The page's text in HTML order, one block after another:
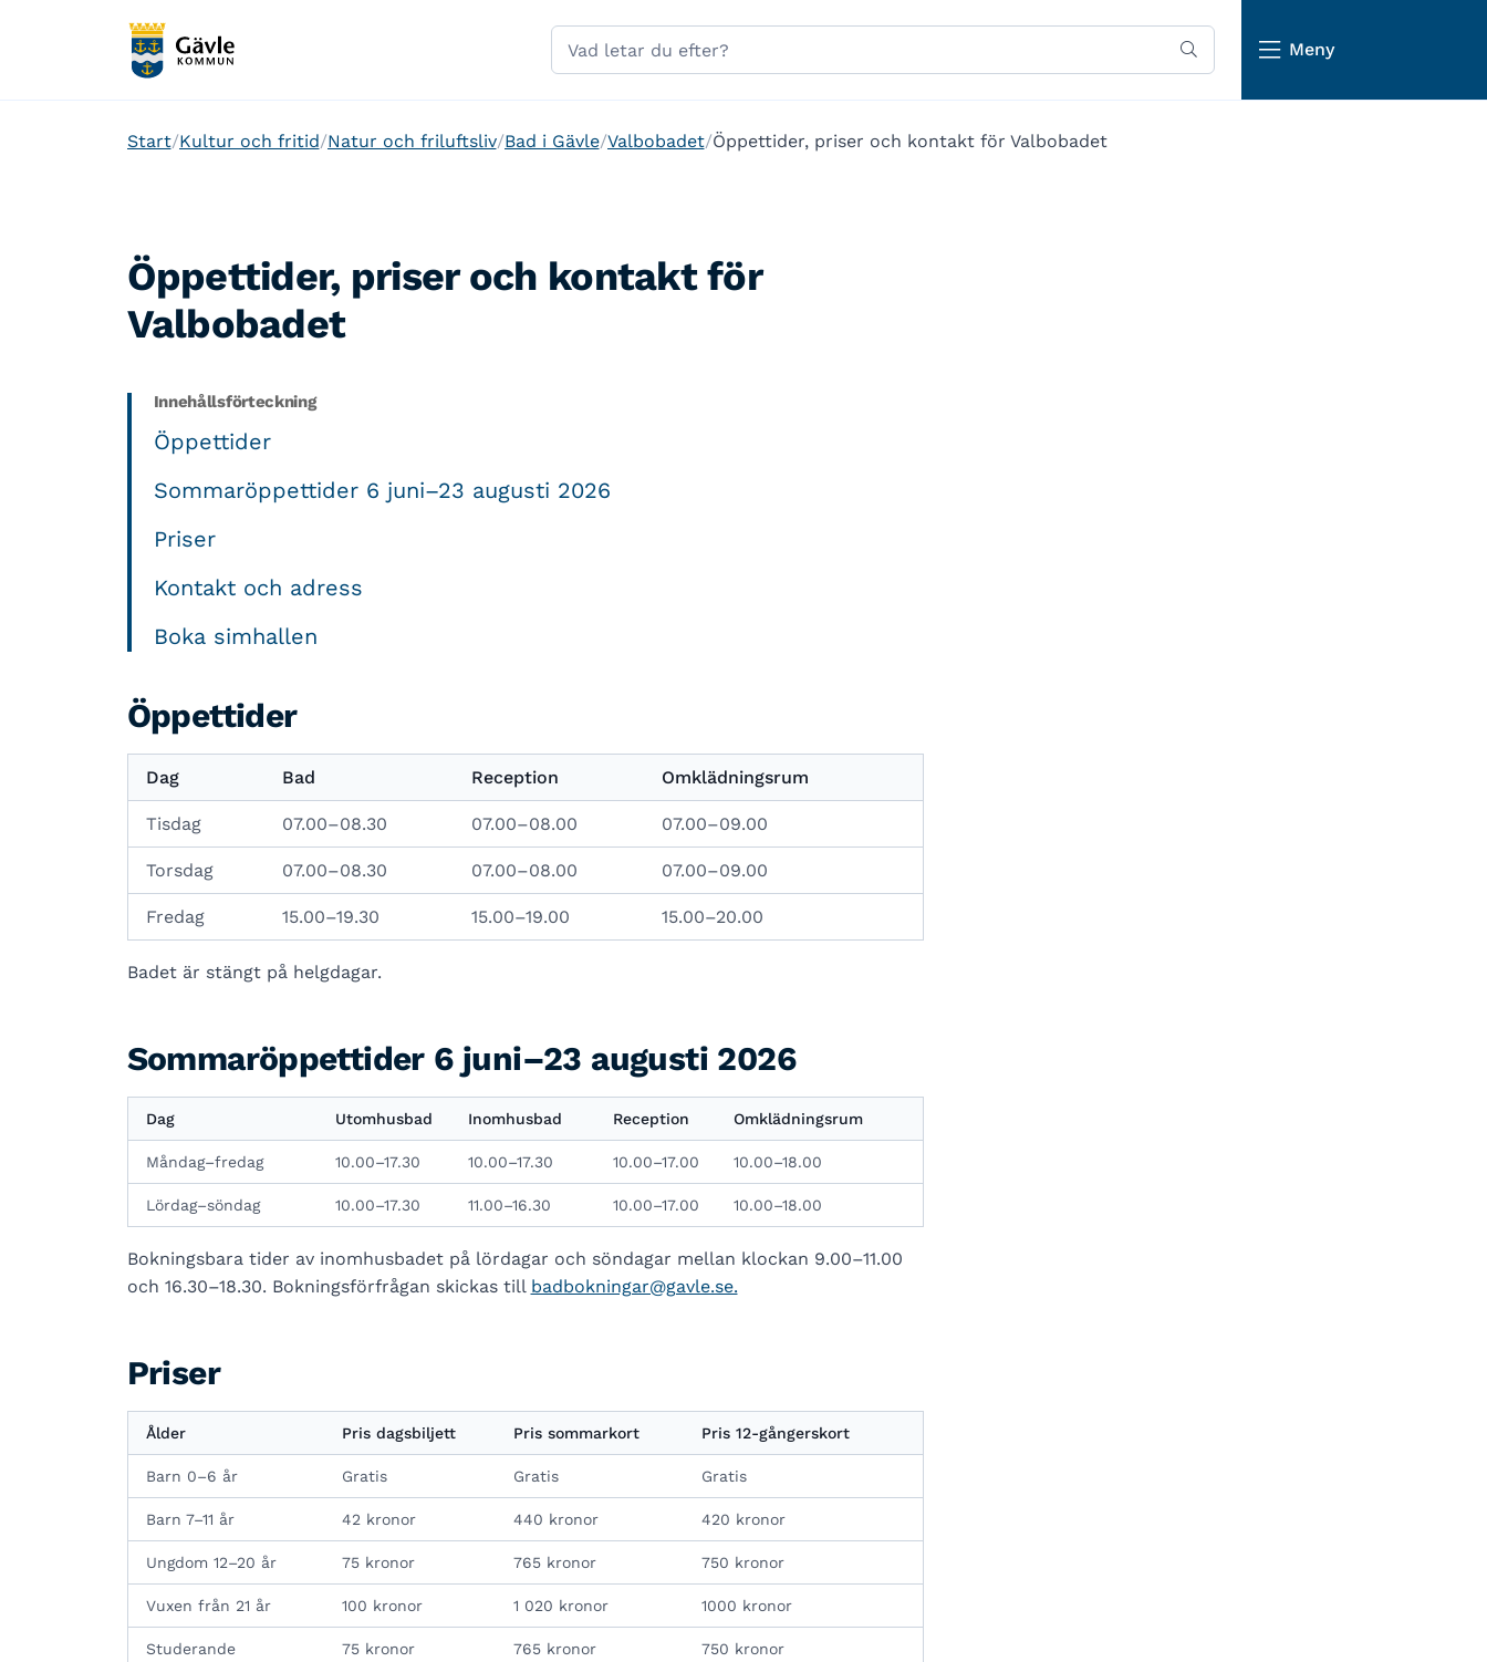
Sök
på
Meny
Start Kultur och fritid Natur och friluftsliv Bad i Gävle Valbobadet Öppettider, priser och kontakt för Valbobadet
Öppettider, priser och kontakt för
Valbobadet
Innehållsförteckning
Öppettider
Sommaröppettider 6 juni–23 augusti 2026
Priser
Kontakt och adress
Boka simhallen
Öppettider
Dag Bad Reception Omklädningsrum
Tisdag 07.00–08.30 07.00–08.00 07.00–09.00
Torsdag 07.00–08.30 07.00–08.00 07.00–09.00
Fredag 15.00–19.30 15.00–19.00 15.00–20.00
Badet är stängt på helgdagar.
Sommaröppettider 6 juni–23 augusti 2026
Dag Utomhusbad Inomhusbad Reception Omklädningsrum
Måndag–fredag 10.00–17.30 10.00–17.30 10.00–17.00 10.00–18.00
Lördag–söndag 10.00–17.30 11.00–16.30 10.00–17.00 10.00–18.00
Bokningsbara tider av inomhusbadet på lördagar och söndagar mellan klockan 9.00–11.00
och 16.30–18.30. Bokningsförfrågan skickas till badbokningar@gavle.se.
Priser
Ålder Pris dagsbiljett Pris sommarkort Pris 12-gångerskort
Barn 0–6 år Gratis Gratis Gratis
Barn 7–11 år 42 kronor 440 kronor 420 kronor
Ungdom 12–20 år 75 kronor 765 kronor 750 kronor
Vuxen från 21 år 100 kronor 1 020 kronor 1000 kronor
Studerande 75 kronor 765 kronor 750 kronor